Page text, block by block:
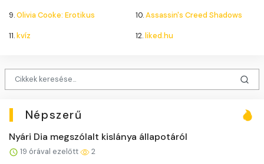
9.Olivia Cooke: Erotikus 10.Assassin's Creed Shadows
11.kvíz 12.liked.hu
Népszerű
Nyári Dia megszólalt kislánya állapotáról
19 órával ezelőtt 2